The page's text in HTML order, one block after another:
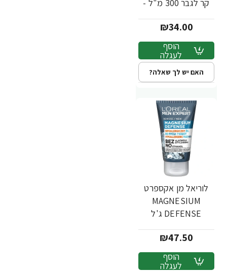
קר לגבר 300 מ"ל -
₪34.00
הוסף
לעגלה
האם יש לך שאלה?
לוריאל מן אקספרט
MAGNESIUM
DEFENSE ג'ל
היפואלרגני 100 מ"ל -
מבית L'OREAL
₪47.50
הוסף
לעגלה